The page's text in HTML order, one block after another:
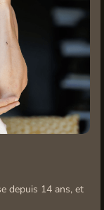
depuis 14 ans, et